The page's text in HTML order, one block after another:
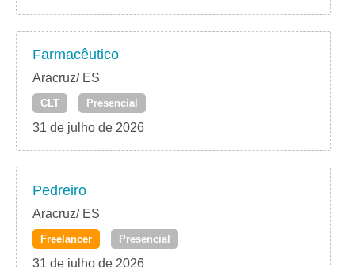
Farmacêutico
Aracruz/ ES
CLT Presencial
31 de julho de 2026
Pedreiro
Aracruz/ ES
Freelancer Presencial
31 de julho de 2026